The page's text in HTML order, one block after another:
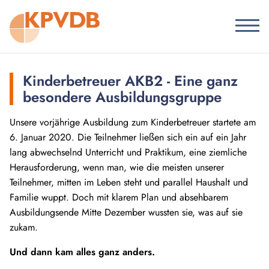
Kinderbetreuer AKB2 - Eine ganz
besondere Ausbildungsgruppe
Unsere vorjährige Ausbildung zum Kinderbetreuer startete am
6. Januar 2020. Die Teilnehmer ließen sich ein auf ein Jahr
lang abwechselnd Unterricht und Praktikum, eine ziemliche
Herausforderung, wenn man, wie die meisten unserer
Teilnehmer, mitten im Leben steht und parallel Haushalt und
Familie wuppt. Doch mit klarem Plan und absehbarem
Ausbildungsende Mitte Dezember wussten sie, was auf sie
zukam.
Und dann kam alles ganz anders.